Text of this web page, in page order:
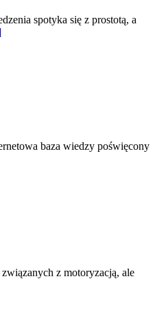
spotyka się z prostotą, a
baza wiedzy poświęcony
z motoryzacją, ale